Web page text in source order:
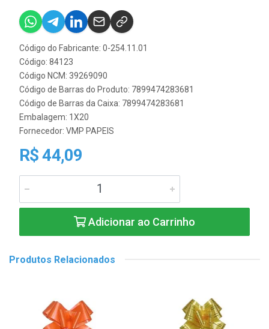
Código do Fabricante: 0-254.11.01
Código: 84123
Código NCM: 39269090
Código de Barras do Produto: 7899474283681
Código de Barras da Caixa: 7899474283681
Embalagem: 1X20
Fornecedor: VMP PAPEIS
R$ 44,09
Adicionar ao Carrinho
Produtos Relacionados